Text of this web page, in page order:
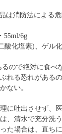
は消防法による危
55ml/6g
酸化塩素)、ゲル
るので絶対に食べ
れる恐れがある
ない。
に吐出させず、
、清水で充分洗う
た場合は、直ち